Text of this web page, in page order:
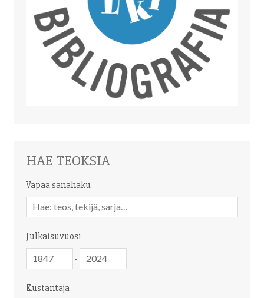
HAE TEOKSIA
Vapaa sanahaku
sanahaku
Julkaisuvuosi
-
Kustantaja